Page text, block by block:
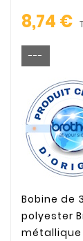
8,74 €
---
Bobine de
polyester
métallique